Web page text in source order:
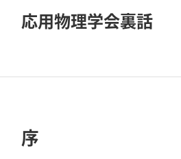
応用物理学会裏話
序